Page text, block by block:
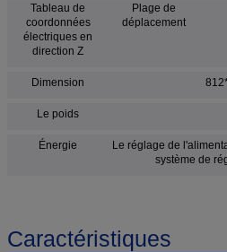
Tableau de
coordonnées
électriques en
direction Z
Plage de
déplacement
Dimension
Le poids
Énergie
Le réglage de
système de
Caractéristiques